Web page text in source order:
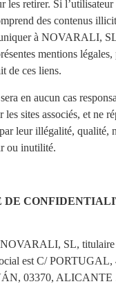
les retirer. Si l’utilisateur
des contenus
à NOVARALI,
mentions légales,
de ces liens.
en aucun cas
les sites associés, et ne
leur illégalité, qualité,
ou inutilité.
DE
SL, titulaire
est C/
03370, ALICANTE